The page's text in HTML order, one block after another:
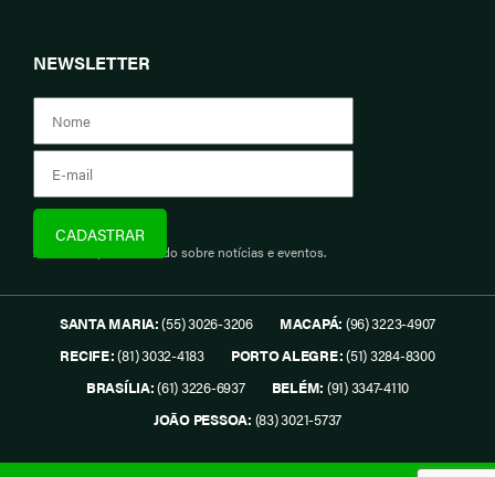
NEWSLETTER
Assine e fique informado sobre notícias e eventos.
SANTA MARIA:(55) 3026-3206 MACAPÁ: (96) 3223-4907
RECIFE:(81) 3032-4183 PORTO ALEGRE:(51) 3284-8300
BRASÍLIA:(61) 3226-6937 BELÉM: (91) 3347-4110
JOÃO PESSOA: (83) 3021-5737